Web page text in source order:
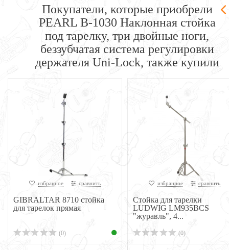
Покупатели, которые приобрели
PEARL B-1030 Наклонная стойка
под тарелку, три двойные ноги,
беззубчатая система регулировки
держателя Uni-Lock, также купили
избранное сравнить
GIBRALTAR 8710 стойка
для тарелок прямая
(0)
избранное сравнить
Стойка для тарелки
LUDWIG LM935BCS
"журавль", 4...
(0)